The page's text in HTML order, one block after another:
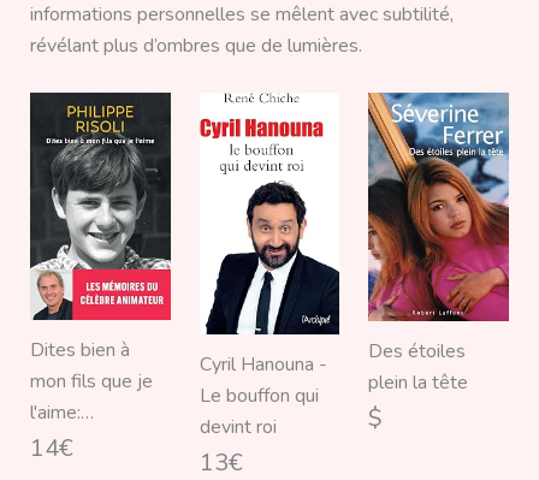
informations personnelles se mêlent avec subtilité,
révélant plus d’ombres que de lumières.
Dites bien à
mon fils que je
l'aime:
L'autobiographie
14€
Cyril Hanouna -
Le bouffon qui
devint roi
13€
Des étoiles
plein la tête
$